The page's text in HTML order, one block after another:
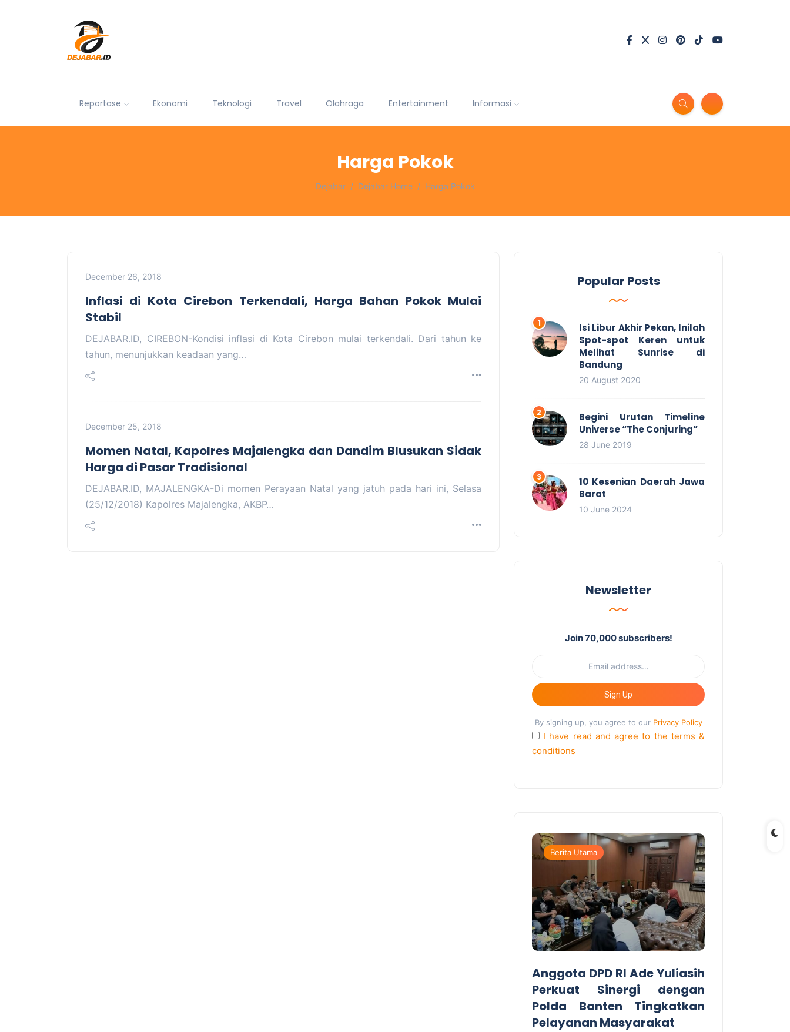
Reportase Ekonomi Teknologi Travel Olahraga Entertainment Informasi
Harga Pokok
Dejabar Dejabar Home Harga Pokok
December 26, 2018
Inflasi di Kota Cirebon Terkendali, Harga Bahan Pokok Mulai
Stabil
DEJABAR.ID, CIREBON-Kondisi inflasi di Kota Cirebon mulai terkendali. Dari tahun ke
tahun, menunjukkan keadaan yang…
December 25, 2018
Momen Natal, Kapolres Majalengka dan Dandim Blusukan Sidak
Harga di Pasar Tradisional
DEJABAR.ID, MAJALENGKA-Di momen Perayaan Natal yang jatuh pada hari ini, Selasa
(25/12/2018) Kapolres Majalengka, AKBP…
Popular Posts
Isi Libur Akhir Pekan, Inilah
Spot-spot Keren untuk
Melihat Sunrise di
Bandung
20 August 2020
Begini Urutan Timeline
Universe “The Conjuring”
28 June 2019
10 Kesenian Daerah Jawa
Barat
10 June 2024
Newsletter
Join 70,000 subscribers!
Sign Up
By signing up, you agree to our Privacy Policy
I have read and agree to the terms &
conditions
Berita Utama
Anggota DPD RI Ade Yuliasih
Perkuat Sinergi dengan
Polda Banten Tingkatkan
Pelayanan Masyarakat